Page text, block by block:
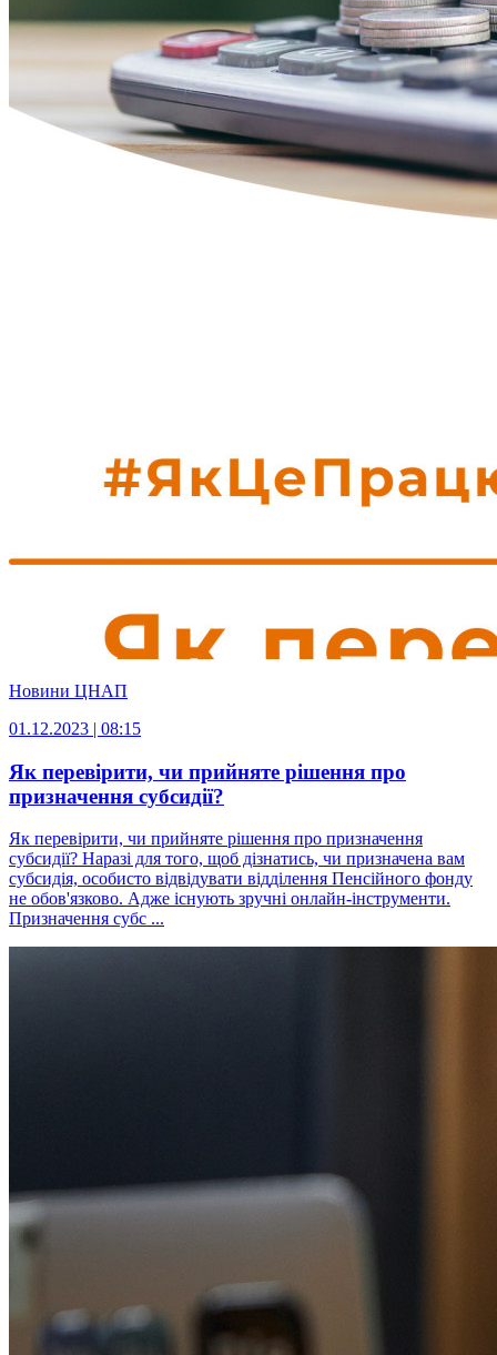
Новини ЦНАП
01.12.2023 | 08:15
Як перевірити, чи прийняте рішення про
призначення субсидії?
Як перевірити, чи прийняте рішення про призначення
субсидії? Наразі для того, щоб дізнатись, чи призначена вам
субсидія, особисто відвідувати відділення Пенсійного фонду
не обов'язково. Адже існують зручні онлайн-інструменти.
Призначення субс ...